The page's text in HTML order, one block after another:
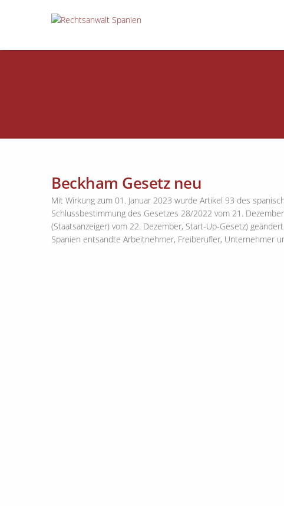
Beckham Gesetz neu
Mit Wirkung zum 01. Januar 2023 wurde Artikel 93 des
Schlussbestimmung des Gesetzes 28/2022 vom 21.
(Staatsanzeiger) vom 22. Dezember, Start-Up-Gesetz)
Spanien entsandte Arbeitnehmer, Freiberufler, Unternehmer